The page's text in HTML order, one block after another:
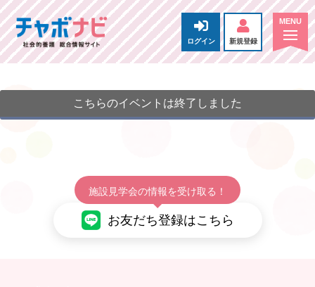
ログイン 新規登録
こちらのイベントは終了しました
施設見学会の情報を受け取る！
お友だち登録はこちら